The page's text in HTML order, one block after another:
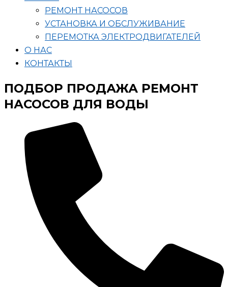
РЕМОНТ НАСОСОВ
УСТАНОВКА И ОБСЛУЖИВАНИЕ
ПЕРЕМОТКА ЭЛЕКТРОДВИГАТЕЛЕЙ
О НАС
КОНТАКТЫ
ПОДБОР ПРОДАЖА РЕМОНТ
НАСОСОВ ДЛЯ ВОДЫ